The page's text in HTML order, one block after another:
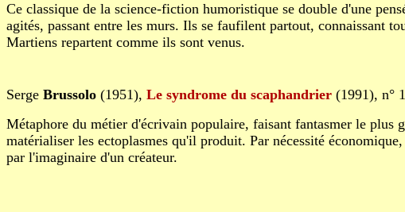
Ce classique de la science-fiction humoristique se double d'une
agités, passant entre les murs. Ils se faufilent partout, connaissant
Martiens repartent comme ils sont venus.
Serge Brussolo (1951), Le syndrome du scaphandrier (1991), n°
Métaphore du métier d'écrivain populaire, faisant fantasmer le plus
matérialiser les ectoplasmes qu'il produit. Par nécessité
par l'imaginaire d'un créateur.